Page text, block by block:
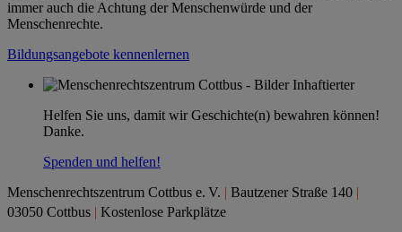
immer auch die Achtung der Menschenwürde und der
Menschenrechte.
Bildungsangebote kennenlernen
Helfen Sie uns, damit wir Geschichte(n) bewahren können!
Danke.
Spenden und helfen!
Menschenrechtszentrum Cottbus e. V. | Bautzener Straße 140 |
03050 Cottbus | Kostenlose Parkplätze